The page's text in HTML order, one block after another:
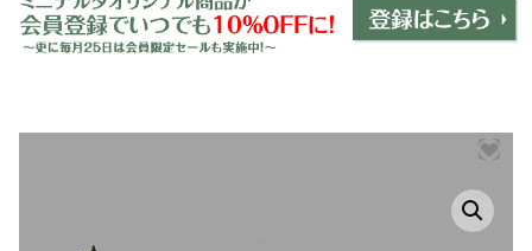
ミニデルタオリジナルパーツ
＋
エクステリア